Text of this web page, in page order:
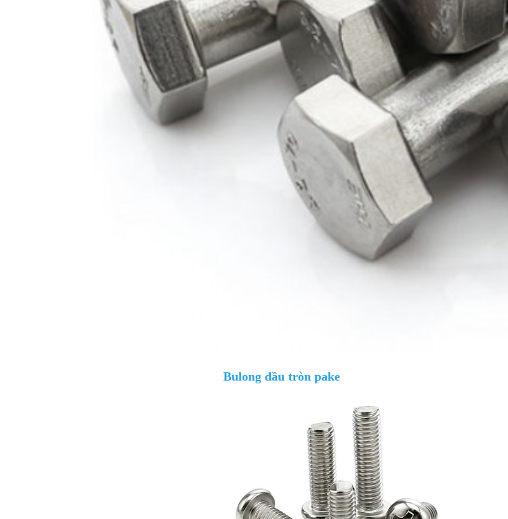
Bulong đầu tròn pake